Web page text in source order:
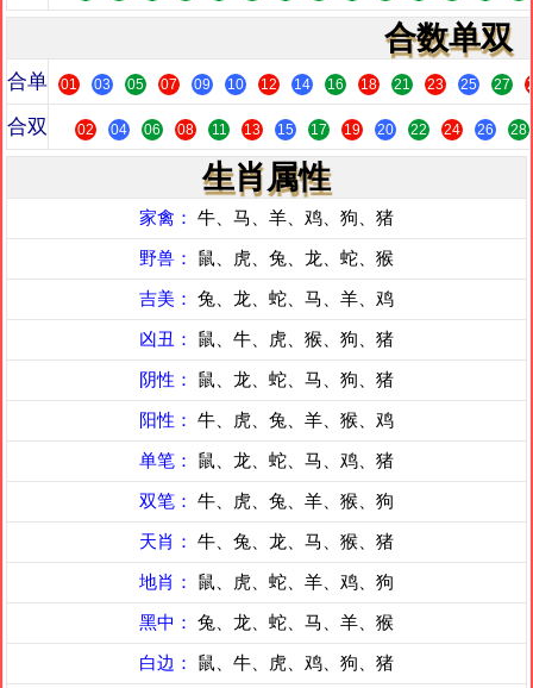
合数单双
合单 01 03 05 07 09 10 12 14 16 18 21 23 25 27
合双 02 04 06 08 11 13 15 17 19 20 22 24 26 28
生肖属性
家禽： 牛、马、羊、鸡、狗、猪
野兽： 鼠、虎、兔、龙、蛇、猴
吉美： 兔、龙、蛇、马、羊、鸡
凶丑： 鼠、牛、虎、猴、狗、猪
阴性： 鼠、龙、蛇、马、狗、猪
阳性： 牛、虎、兔、羊、猴、鸡
单笔： 鼠、龙、蛇、马、鸡、猪
双笔： 牛、虎、兔、羊、猴、狗
天肖： 牛、兔、龙、马、猴、猪
地肖： 鼠、虎、蛇、羊、鸡、狗
黑中： 兔、龙、蛇、马、羊、猴
白边： 鼠、牛、虎、鸡、狗、猪